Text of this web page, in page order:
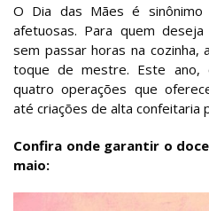
O Dia das Mães é
afetuosas. Para quem
sem passar horas na cozinha,
toque de mestre. Este ano,
quatro operações que
até criações de alta confeitaria
Confira onde garantir o
maio: